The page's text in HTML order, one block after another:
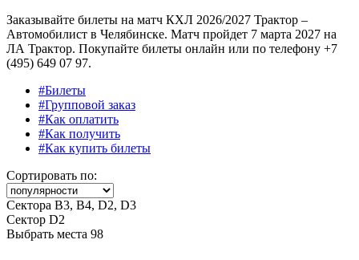
Заказывайте билеты на матч КХЛ 2026/2027 Трактор –
Автомобилист в Челябинске. Матч пройдет 7 марта 2027 на
ЛА Трактор. Покупайте билеты онлайн или по телефону +7
(495) 649 07 97.
#Билеты
#Групповой заказ
#Как оплатить
#Как получить
#Как купить билеты
Сортировать по:
Сектора В3, В4, D2, D3
Сектор D2
Выбрать места 98